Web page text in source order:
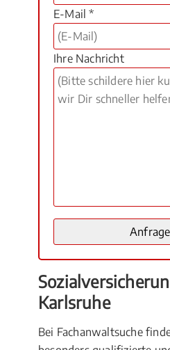
E-Mail *
Ihre Nachricht
Karlsruhe
Bei Fachanwaltsuche